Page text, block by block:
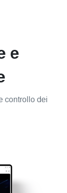
e
controllo dei